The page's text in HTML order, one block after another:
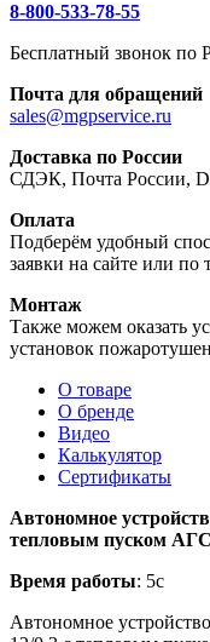
8-800-533-78-55
Бесплатный звонок
Почта для обращений
sales@mgpservice.ru
Доставка по России
СДЭК, Почта России,
Оплата
Подберём удобный
заявки на сайте или по
Монтаж
Также можем оказать
установок
О товаре
О бренде
Видео
Калькулятор
Сертификаты
Автономное
тепловым пуском
Время работы: 5с
Автономное